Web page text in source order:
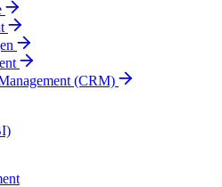
(CRM)